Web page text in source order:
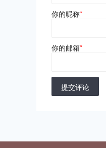
你的昵称*
你的邮箱*
提交评论